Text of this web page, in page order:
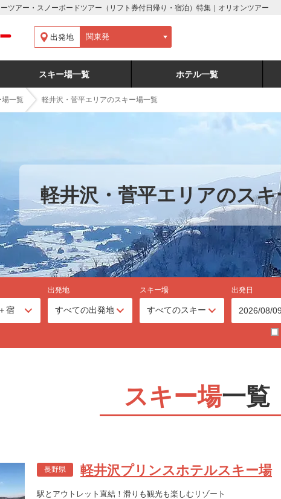
ツアー・スノーボードツアー（リフト券付日帰り・宿泊）特集｜オリオンツアー
スキー場一覧 ホテル一覧
出発地
場一覧 軽井沢・菅平エリアのスキー場一覧
軽井沢・菅平エリアのスキ
出発地 スキー場 出発日
スキー場一覧
長野県 軽井沢プリンスホテルスキー場
駅とアウトレット直結！滑りも観光も楽しむリゾート